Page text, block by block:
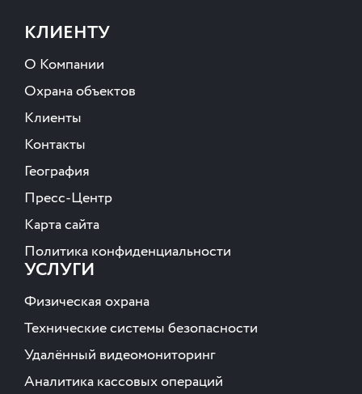
КЛИЕНТУ
О Компании
Охрана объектов
Клиенты
Контакты
География
Пресс-Центр
Карта сайта
Политика конфиденциальности
УСЛУГИ
Физическая охрана
Технические системы безопасности
Удалённый видеомониторинг
Аналитика кассовых операций